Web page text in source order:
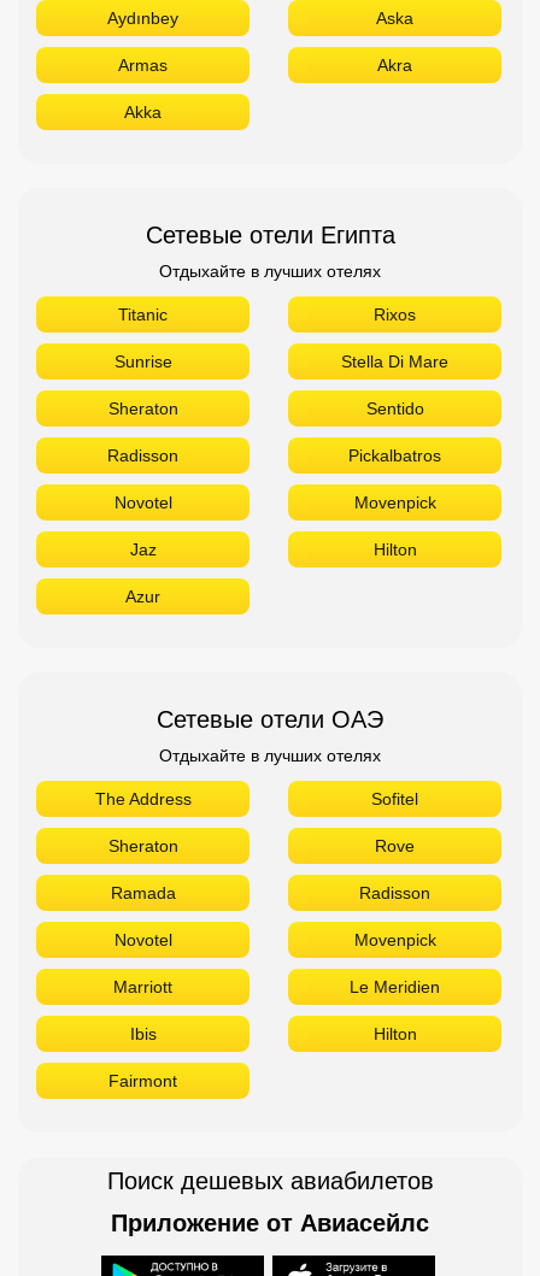
Aydınbey Aska
Armas Akra
Akka
Сетевые отели Египта
Отдыхайте в лучших отелях
Titanic Rixos
Sunrise Stella Di Mare
Sheraton Sentido
Radisson Pickalbatros
Novotel Movenpick
Jaz Hilton
Azur
Сетевые отели ОАЭ
Отдыхайте в лучших отелях
The Address Sofitel
Sheraton Rove
Ramada Radisson
Novotel Movenpick
Marriott Le Meridien
Ibis Hilton
Fairmont
Поиск дешевых авиабилетов
Приложение от Авиасейлс